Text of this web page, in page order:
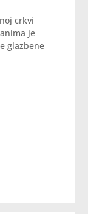
crkvi
je
glazbene